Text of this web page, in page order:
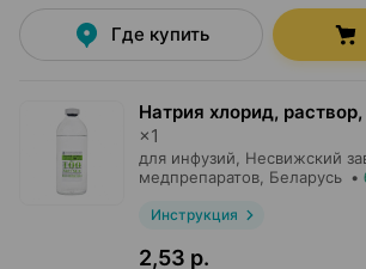
Где купить
Натрия хлорид, раствор,
×1
для инфузий, Несвижский
медпрепаратов, Беларусь •
Инструкция
2,53 р.